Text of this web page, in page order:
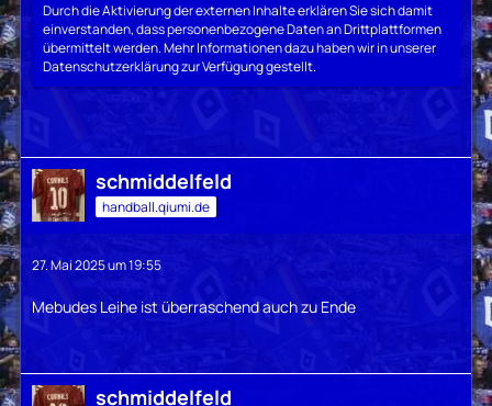
Durch die Aktivierung der externen Inhalte erklären Sie sich damit
einverstanden, dass personenbezogene Daten an Drittplattformen
übermittelt werden. Mehr Informationen dazu haben wir in unserer
Datenschutzerklärung zur Verfügung gestellt.
schmiddelfeld
handball.qiumi.de
27. Mai 2025 um 19:55
Mebudes Leihe ist überraschend auch zu Ende
schmiddelfeld